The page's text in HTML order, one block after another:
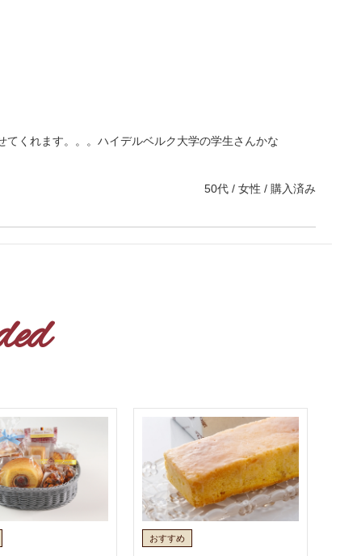
くれます。。。ハイデルベルク大学の学生さんかな
50代 / 女性 / 購入済み